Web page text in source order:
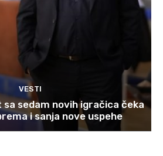
VESTI
sedam novih igračica čeka
i sanja nove uspehe